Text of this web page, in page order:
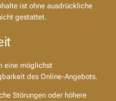
ist ohne ausdrückliche
gestattet.
eine möglichst
des Online-Angebots.
Störungen oder höhere